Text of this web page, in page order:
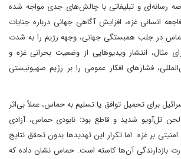
رسانه‌ای و تبلیغاتی با چالش‌های جدی مواجه شده
انسانی غزه، افزایش آگاهی جهانی درباره جنایات
در جلب همبستگی جهانی، وجهه رژیم را به شدت
انتشار ویدیوهایی از وضعیت بحرانی غزه و
فشارهای افکار عمومی را بر رژیم صهیونیستی
برای تحمیل توافق یا تسلیم به حماس، عملاً بی‌اثر
تل‌آویو شدید و قاطع بود: نابودی حماس، آزادی
بر غزه. اما تکرار این تهدیدها بدون تحقق نتایج
بازدارندگی آن‌ها کاسته است. حماس نشان داده که